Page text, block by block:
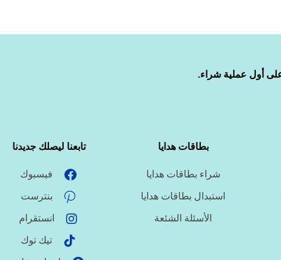
بطاقات هدايا
شراء بطاقات هدايا
استبدال بطاقات هدايا
الأسئلة الشئعة
تابعنا ليصلك جديدنا
فيسبوك
بنترست
انستقرام
تيك توك